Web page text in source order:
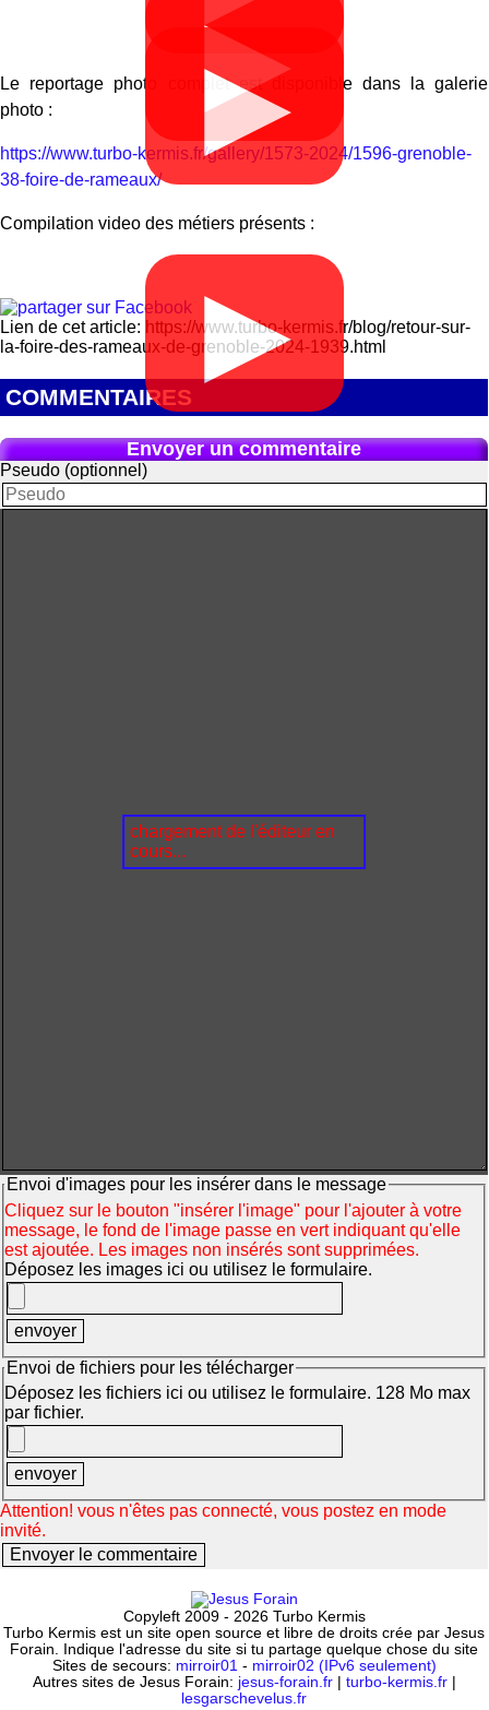
▶
▶
Le reportage photo complet est disponible dans la galerie
photo :
https://www.turbo-kermis.fr/gallery/1573-2024/1596-grenoble-
38-foire-de-rameaux/
Compilation video des métiers présents :
▶
Lien de cet article: https://www.turbo-kermis.fr/blog/retour-sur-
la-foire-des-rameaux-de-grenoble-2024-1939.html
COMMENTAIRES
Envoyer un commentaire
Pseudo (optionnel)
chargement de l'éditeur en
cours...
Envoi d'images pour les insérer dans le message
Cliquez sur le bouton "insérer l'image" pour l'ajouter à votre
message, le fond de l'image passe en vert indiquant qu'elle
est ajoutée. Les images non insérés sont supprimées.
Déposez les images ici ou utilisez le formulaire.
Envoi de fichiers pour les télécharger
Déposez les fichiers ici ou utilisez le formulaire. 128 Mo max
par fichier.
Attention! vous n'êtes pas connecté, vous postez en mode
invité.
Copyleft 2009 - 2026 Turbo Kermis
Turbo Kermis est un site open source et libre de droits crée par Jesus
Forain. Indique l'adresse du site si tu partage quelque chose du site
Sites de secours: mirroir01- mirroir02 (IPv6 seulement)
Autres sites de Jesus Forain: jesus-forain.fr| turbo-kermis.fr|
lesgarschevelus.fr